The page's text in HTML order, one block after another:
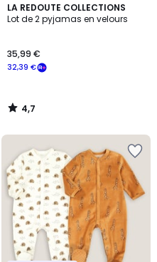
LA REDOUTE COLLECTIONS
Lot de 2 pyjamas en velours
32,39 €
35,99 €
4,7
/ 5
4,7
/